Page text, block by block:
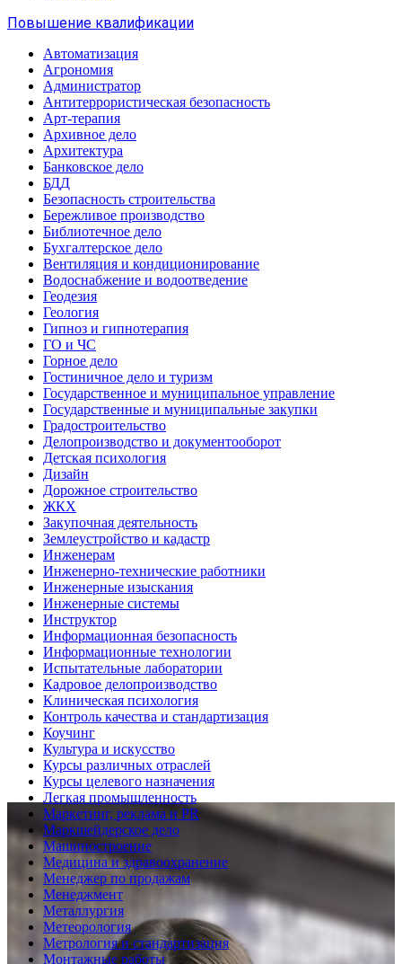
Повышение квалификации
Автоматизация
Агрономия
Администратор
Антитеррористическая безопасность
Арт-терапия
Архивное дело
Архитектура
Банковское дело
БДД
Безопасность строительства
Бережливое производство
Библиотечное дело
Бухгалтерское дело
Вентиляция и кондиционирование
Водоснабжение и водоотведение
Геодезия
Геология
Гипноз и гипнотерапия
ГО и ЧС
Горное дело
Гостиничное дело и туризм
Государственное и муниципальное управление
Государственные и муниципальные закупки
Градостроительство
Делопроизводство и документооборот
Детская психология
Дизайн
Дорожное строительство
ЖКХ
Закупочная деятельность
Землеустройство и кадастр
Инженерам
Инженерно-технические работники
Инженерные изыскания
Инженерные системы
Инструктор
Информационная безопасность
Информационные технологии
Испытательные лаборатории
Кадровое делопроизводство
Клиническая психология
Контроль качества и стандартизация
Коучинг
Культура и искусство
Курсы различных отраслей
Курсы целевого назначения
Легкая промышленность
Маркетинг, реклама и PR
Маркшейдерское дело
Машиностроение
Медицина и здравоохранение
Менеджер по продажам
Менеджмент
Металлургия
Метеорология
Метрология и стандартизация
Монтажные работы